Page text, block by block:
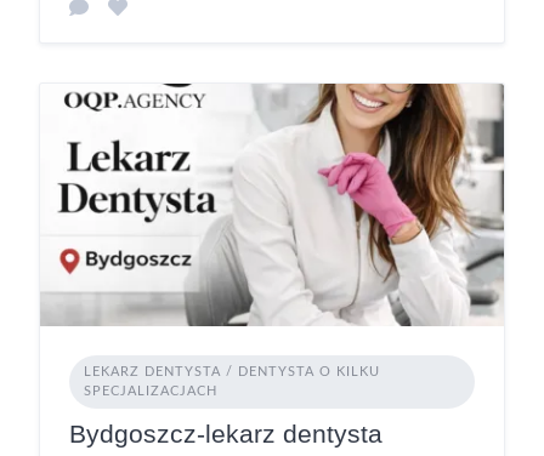
LEKARZ DENTYSTA / DENTYSTA O KILKU
SPECJALIZACJACH
Bydgoszcz-lekarz dentysta